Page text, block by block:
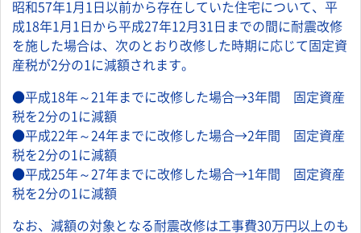
昭和57年1月1日以前から存在していた住宅について、平
成18年1月1日から平成27年12月31日までの間に耐震改修
を施した場合は、次のとおり改修した時期に応じて固定資
産税が2分の1に減額されます。
●平成18年～21年までに改修した場合→3年間 固定資産
税を2分の1に減額
●平成22年～24年までに改修した場合→2年間 固定資産
税を2分の1に減額
●平成25年～27年までに改修した場合→1年間 固定資産
税を2分の1に減額
なお、減額の対象となる耐震改修は工事費30万円以上のも